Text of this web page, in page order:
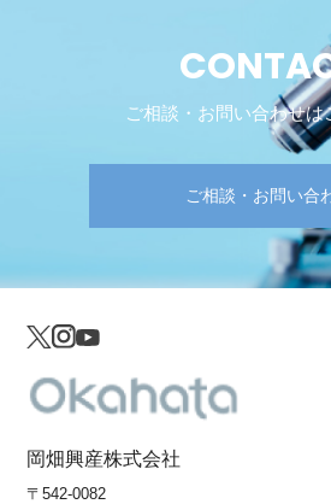
ご相談・お問い合わせは
ご相談・お問い合
岡畑興産株式会社
〒542-0082